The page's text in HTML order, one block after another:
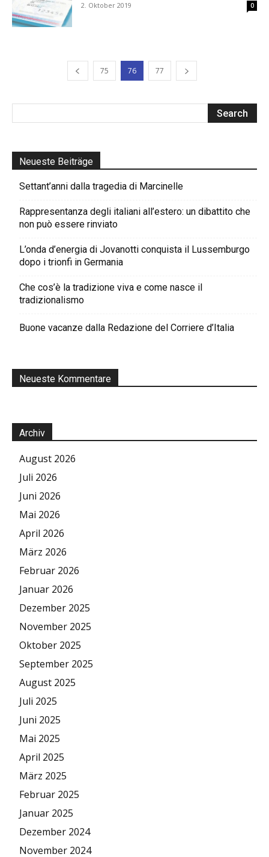
2. Oktober 2019 0
75 76 77
Neueste Beiträge
Settant’anni dalla tragedia di Marcinelle
Rappresentanza degli italiani all’estero: un dibattito che
non può essere rinviato
L’onda d’energia di Jovanotti conquista il Lussemburgo
dopo i trionfi in Germania
Che cos’è la tradizione viva e come nasce il
tradizionalismo
Buone vacanze dalla Redazione del Corriere d’Italia
Neueste Kommentare
Archiv
August 2026
Juli 2026
Juni 2026
Mai 2026
April 2026
März 2026
Februar 2026
Januar 2026
Dezember 2025
November 2025
Oktober 2025
September 2025
August 2025
Juli 2025
Juni 2025
Mai 2025
April 2025
März 2025
Februar 2025
Januar 2025
Dezember 2024
November 2024